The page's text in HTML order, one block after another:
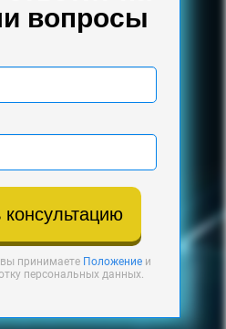
вопросы
консультацию
принимаете Положение и
персональных данных.